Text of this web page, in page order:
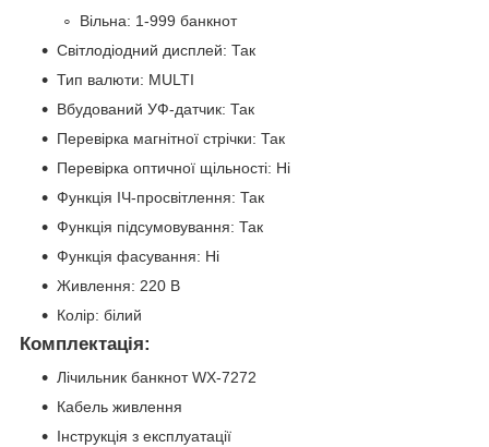
Вільна: 1-999 банкнот
Світлодіодний дисплей: Так
Тип валюти: MULTI
Вбудований УФ-датчик: Так
Перевірка магнітної стрічки: Так
Перевірка оптичної щільності: Ні
Функція ІЧ-просвітлення: Так
Функція підсумовування: Так
Функція фасування: Ні
Живлення: 220 В
Колір: білий
Комплектація:
Лічильник банкнот WX-7272
Кабель живлення
Інструкція з експлуатації